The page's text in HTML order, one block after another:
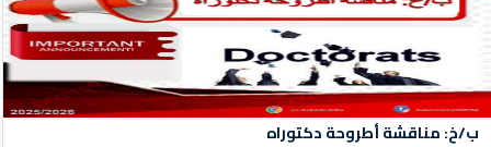
ب/خ: مناقشة أطروحة دكتوراه